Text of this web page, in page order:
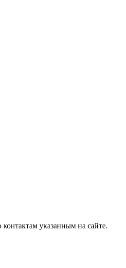
указанным на сайте.